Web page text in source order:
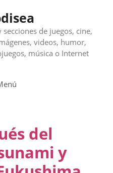
de juegos, cine,
videos, humor,
música o Internet
del
y